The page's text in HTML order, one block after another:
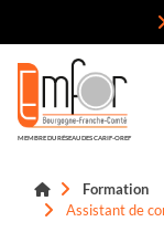
MEMBRE DU RÉSEAU DES CARIF-OREF
Formation
Assistant de
Panneau de gestion